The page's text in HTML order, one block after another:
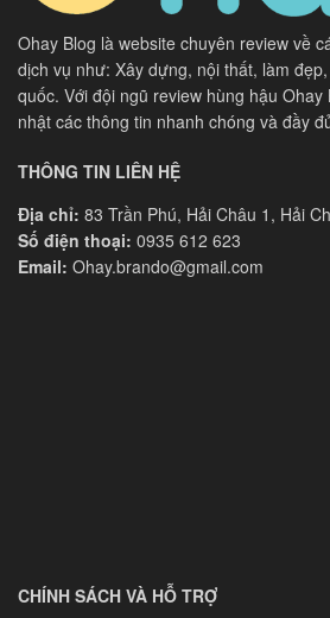
Ohay Blog là website chuyên review về
dịch vụ như: Xây dựng, nội thất, làm
quốc. Với đội ngũ review hùng hậu
nhật các thông tin nhanh chóng và đầy
THÔNG TIN LIÊN HỆ
Địa chỉ: 83 Trần Phú, Hải Châu 1, Hải
Số điện thoại: 0935 612 623
Email: Ohay.brando@gmail.com
CHÍNH SÁCH VÀ HỖ TRỢ